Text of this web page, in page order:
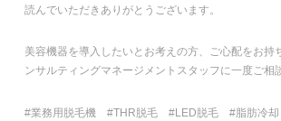
読んでいただきありがとうございます。
美容機器を導入したいとお考えの方、ご心配をお持
ンサルティングマネージメントスタッフに一度ご相
#業務用脱毛機 #THR脱毛 #LED脱毛 #脂肪冷